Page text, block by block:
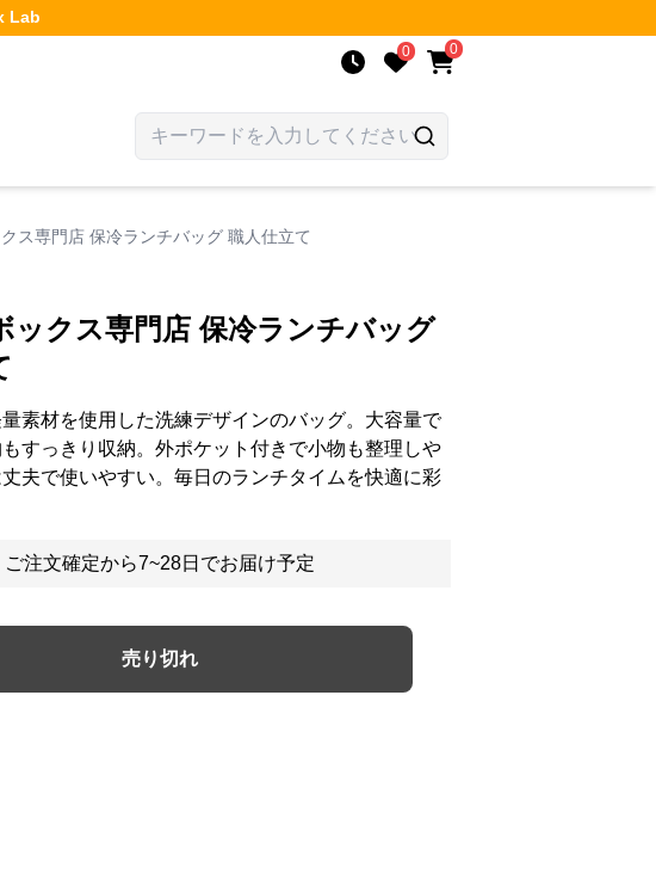
Lab
0 0
ス専門店 保冷ランチバッグ 職人仕立て
ックス専門店 保冷ランチバッグ
素材を使用した洗練デザインのバッグ。大容量で
すっきり収納。外ポケット付きで小物も整理しや
夫で使いやすい。毎日のランチタイムを快適に彩
ご注文確定から7~28日でお届け予定
売り切れ